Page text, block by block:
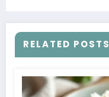
RELATED POSTS